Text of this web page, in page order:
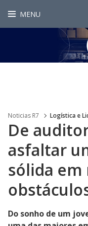
MENU
Noticias R7 Logística e
De
asfaltar
sólida em
Do sonho de um